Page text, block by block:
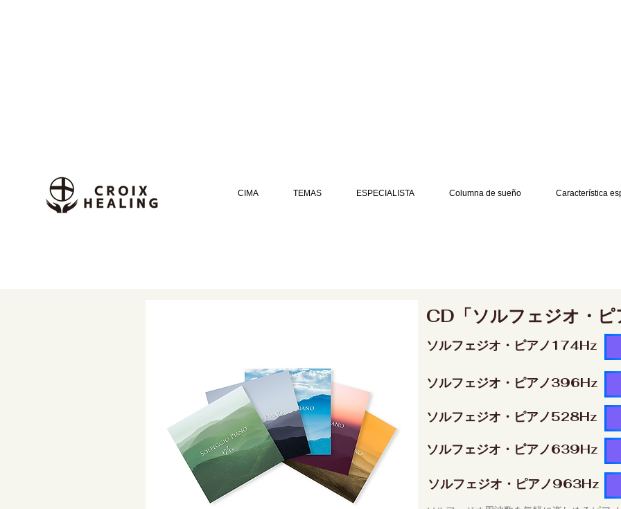
CIMA TEMAS ESPECIALISTA Columna de sueño Característica
CD「ソルフェジオ・
ソルフェジオ・ピアノ174Hz
ソルフェジオ・ピアノ396Hz
ソルフェジオ・ピアノ528Hz
ソルフェジオ・ピアノ639Hz
ソルフェジオ・ピアノ963Hz